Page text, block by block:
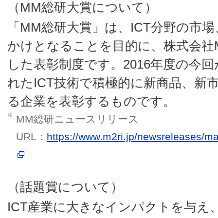
（MM総研大賞について）
「MM総研大賞」は、ICT分野の市
かけとなることを目的に、株式会
した表彰制度です。2016年度の今
れたICT技術で積極的に新商品、新
る企業を表彰するものです。
※ MM総研ニュースリリース
URL： https://www.m2ri.jp/newsreleases/
（話題賞について）
ICT産業に大きなインパクトを与え